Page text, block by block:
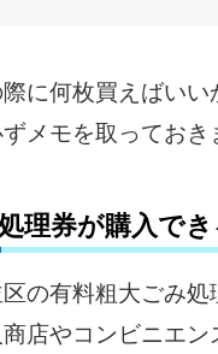
に何枚買えばいい
メモを取っておき
理券が購入で
の有料粗大ごみ処
店やコンビニエ